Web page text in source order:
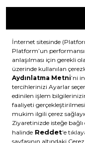
Mesafeli Satış
Gizlilik Sözleşmesi
Ürünümü nasıl iade
edebilirim?